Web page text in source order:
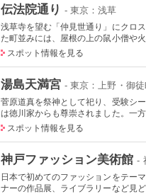
伝法院通り - 東京：浅草
浅草寺を望む「仲見世通り」にクロ
た町並みには、屋根の上の鼠小僧や
スポット情報を見る
湯島天満宮 - 東京：上野・御
菅原道真を祭神として祀り、受験シ
は徳川家からも尊崇されました。一
スポット情報を見る
神戸ファッション美術館 -
日本で初めてのファッションをテー
ナーの作品展、ライブラリーなど見